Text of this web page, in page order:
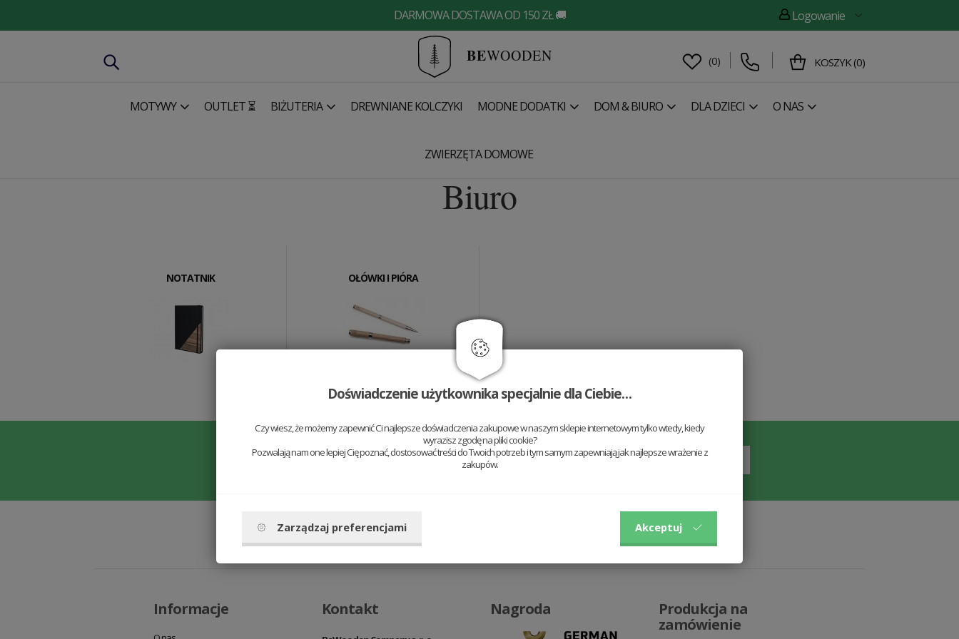
DARMOWA DOSTAWA OD 150 ZŁ 🚚 Logowanie
BEWOODEN (0) KOSZYK (0)
MOTYWY OUTLET ⏳ BIŻUTERIA DREWNIANE KOLCZYKI MODNE DODATKI DOM & BIURO DLA DZIECI O NAS
ZWIERZĘTA DOMOWE
Biuro
NOTATNIK OŁÓWKI I PIÓRA
Nie przegap nowości!
Informacje Kontakt Nagroda
Produkcja na
zamówienie
Doświadczenie użytkownika specjalnie dla Ciebie…
Czy wiesz, że możemy zapewnić Ci najlepsze doświadczenia zakupowe w naszym sklepie internetowym tylko wtedy, kiedy
wyrazisz zgodę na pliki cookie?
Pozwalają nam one lepiej Cię poznać, dostosować treści do Twoich potrzeb i tym samym zapewniają jak najlepsze wrażenie z
zakupów.
Zarządzaj preferencjami Akceptuj